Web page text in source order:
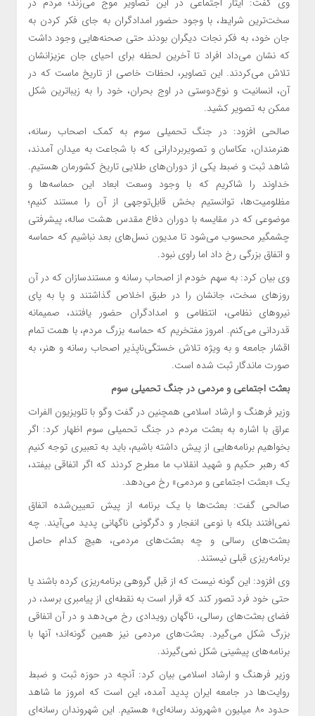
سخت‌ترین شرایط، با وجود حضور امدادگران به‌ جای فکر کردن به
جان خود، به فکر نجات دیگران بودند حتی صحنه‌هایی وجود داشت
که نشان می‌داد افراد تا آخرین لحظه برای احیای جان عزیزانشان
تلاش می‌کردند. این تصاویر، لحظات خاصی از تاریخ ماست که در
آن، انسانیت و نوع‌دوستی در اوج بحران، خود را به زیباترین شکل
ممکن به تصویر کشید.
صالحی افزود: در جنگ تحمیلی سوم به کمک اصحاب رسانه،
هنرمندان، عکاسان و تصویربردارانی که با شجاعت به میدان آمدند،
شاهد ثبت و ضبط یکی از دوران‌های طلایی تاریخ کشورمان هستیم.
خداوند را شاکریم که با وجود وسعت ابعاد این حماسه‌ها و
مظلومیت‌ها، توانستیم بخش قابل‌توجهی از آن را مستند کنیم؛
موضوعی که در مقایسه با دوران دفاع مقدس هشت‌ ساله، پیشرفتی
چشمگیر محسوب می‌شود تا مدیون نسل‌های بعد نباشیم که حماسه
و اتفاق بزرگی رخ داد اما راوی نبود.
وی بیان کرد: به سهم خودم از اصحاب رسانه و مستندسازان که در آن
روزهای سخت، جانشان را در طبق اخلاص گذاشتند و پا به پای
نیروهای نظامی، انتظامی و امدادگران حضور یافتند، صمیمانه
قدردانی می‌کنم. امروز مفتخریم که حماسه بزرگ مردم، با همت تمام
اقشار جامعه و به‌ ویژه تلاش خستگی‌ناپذیر اصحاب رسانه و هنر، به
صورت ماندگار ثبت شده است.
بعثت اجتماعی و مردمی در جنگ تحمیلی سوم
وزیر فرهنگ و ارشاد اسلامی همچنین در گفت وگو با تلویزیون الفرات
عراق با اشاره به بعثت مردم در جنگ تحمیلی سوم اظهار کرد: اگر
بخواهیم برنامه‌هایی از پیش داشته باشیم، باید به تعبیری توجه کنیم
که رهبر حکیم و شهید انقلاب ما مطرح کردند که اگر اتفاقی بیفتد،
یک «بعثت اجتماعی و مردمی» رخ می‌دهد.
صالحی گفت: بعثت‌ها با یک برنامه از پیش تعیین‌شده اتفاق
نمی‌افتند بلکه با نوعی انفجار و دگرگونی ناگهانی پدید می‌آیند. چه
بعثت‌های رسالی و چه بعثت‌های مردمی، هیچ‌ کدام حاصل
برنامه‌ریزی قبلی نیستند.
وی افزود: این‌ گونه نیست که از قبل گروهی برنامه‌ریزی کرده باشند یا
حتی خود فرد تصور کند که قرار است به نقطه‌ای از پیامبری برسد، در
فضای بعثت‌های رسالی، ناگهان رویدادی رخ می‌دهد و در آن اتفاقی
بزرگ شکل می‌گیرد. بعثت‌های مردمی نیز همین‌ گونه‌اند؛ آنها با
برنامه‌های پیشینی شکل نمی‌گیرند.
وزیر فرهنگ و ارشاد اسلامی بیان کرد: آنچه در حوزه ثبت و ضبط
روایت‌ها در جامعه ایران پدید آمده، این است که امروز ما شاهد
حدود ۸۰ میلیون «شهروند رسانه‌ای» هستیم. این شهروندان رسانه‌ای